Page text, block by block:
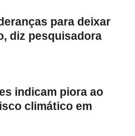
para deixar
diz pesquisadora
indicam piora ao
climático em